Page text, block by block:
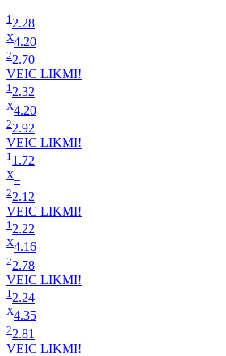
1 2.28
X4.20
22.70
VEIC LIKMI!
1 2.32
X4.20
22.92
VEIC LIKMI!
1 1.72
X–
22.12
VEIC LIKMI!
1 2.22
X4.16
22.78
VEIC LIKMI!
1 2.24
X4.35
22.81
VEIC LIKMI!